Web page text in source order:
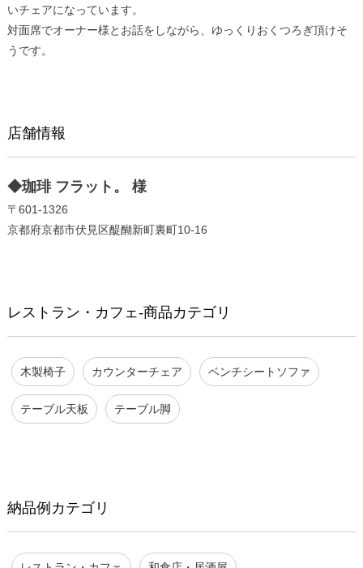
いチェアになっています。
対面席でオーナー様とお話をしながら、ゆっくりおくつろぎ頂けそ
うです。
店舗情報
◆珈琲 フラット。 様
〒601-1326
京都府京都市伏見区醍醐新町裏町10-16
レストラン・カフェ-商品カテゴリ
木製椅子 カウンターチェア ベンチシートソファ
テーブル天板 テーブル脚
納品例カテゴリ